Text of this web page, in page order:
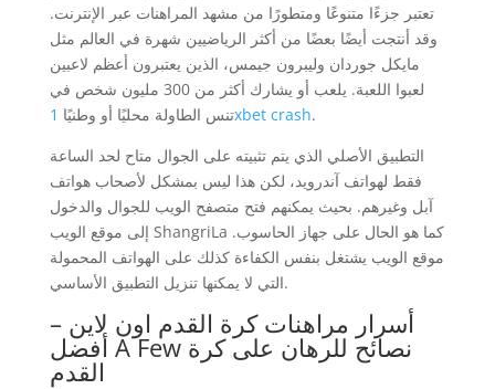
تعتبر جزءًا متنوعًا ومتطورًا من مشهد المراهنات عبر الإنترنت.
وقد أنتجت أيضًا بعضًا من أكثر الرياضيين شهرة في العالم مثل
مايكل جوردان وليبرون جيمس، الذين يعتبرون أعظم لاعبين
لعبوا اللعبة. يلعب أو يشارك أكثر من 300 مليون شخص في
تنس الطاولة محليًا أو وطنيًا1xbet crash.
التطبيق الأصلي الذي يتم تثبيته على الجوال متاح لحد الساعة
فقط لهواتف آندرويد، لكن هذا ليس بمشكل لأصحاب هواتف
آبل وغيرهم. بحيث يمكنهم فتح متصفح الويب للجوال والدخول
إلى موقع الويب ShangriLa كما هو الحال على جهاز الحاسوب.
موقع الويب يشتغل بنفس الكفاءة كذلك على الهواتف المحمولة
التي لا يمكنها تنزيل التطبيق الأساسي.
أسرار مراهنات كرة القدم اون لاين –
أفضل A Few نصائح للرهان على كرة
القدم